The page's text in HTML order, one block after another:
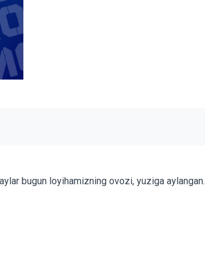
bugun loyihamizning ovozi, yuziga aylangan.